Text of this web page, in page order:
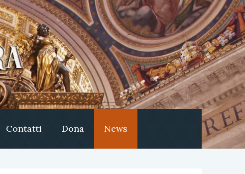
Contatti Dona News